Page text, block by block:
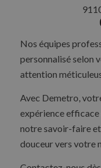
Nos équipes
personnalisé selon
attention
Avec Demetro,
expérience efficace
notre savoir-faire
douceur vers votre